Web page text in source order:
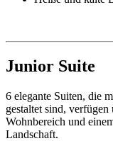
Junior Suite
6 elegante Suiten, die
gestaltet sind,
Wohnbereich und
Landschaft.